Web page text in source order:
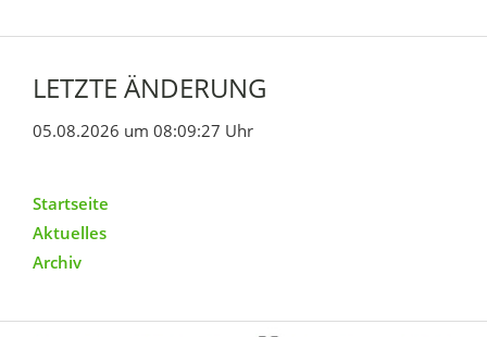
LETZTE ÄNDERUNG
05.08.2026 um 08:09:27 Uhr
Startseite
Aktuelles
Archiv